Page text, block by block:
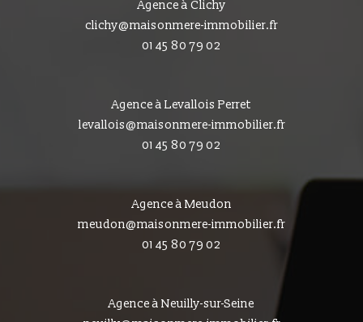
Agence à Clichy
clichy@maisonmere-immobilier.fr
01 45 80 79 02
Agence à Levallois Perret
levallois@maisonmere-immobilier.fr
01 45 80 79 02
Agence à Meudon
meudon@maisonmere-immobilier.fr
01 45 80 79 02
Agence à Neuilly-sur-Seine